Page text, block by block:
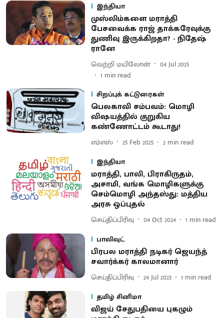
இந்தியா
முஸ்லிம்களை மராத்தி
பேசவைக்க ராஜ் தாக்கரேவுக்கு
துணிவு இருக்கிறதா? - நிதேஷ்
ரானே
வெற்றி மயிலோன்
04 Jul 2025
1 min read
சிறப்புக் கட்டுரைகள்
பெலகாவி சம்பவம்: மொழி
விஷயத்தில் குறுகிய
கண்ணோட்டம் கூடாது!
எம்எஸ் 25 Feb 2025 2 min read
இந்தியா
மராத்தி, பாலி, பிராகிருதம்,
அசாமி, வங்க மொழிகளுக்கு
செம்மொழி அந்தஸ்து: மத்திய
அரசு ஒப்புதல்
செய்திப்பிரிவு 04 Oct 2024 1 min read
பாலிவுட்
பிரபல மராத்தி நடிகர் ஜெயந்த்
சவார்க்கர் காலமானார்
செய்திப்பிரிவு 24 Jul 2023 1 min read
தமிழ் சினிமா
விஜய் சேதுபதியை புகழும்